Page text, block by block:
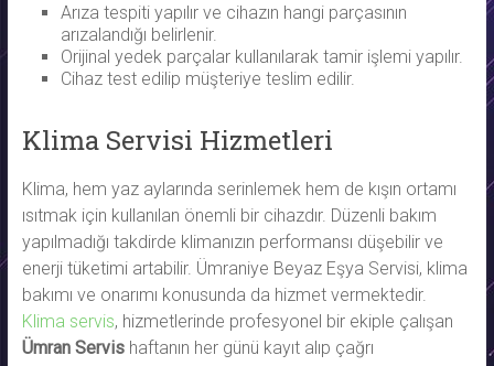
Arıza tespiti yapılır ve cihazın hangi parçasının
arızalandığı belirlenir.
Orijinal yedek parçalar kullanılarak tamir işlemi yapılır.
Cihaz test edilip müşteriye teslim edilir.
Klima Servisi Hizmetleri
Klima, hem yaz aylarında serinlemek hem de kışın ortamı
ısıtmak için kullanılan önemli bir cihazdır. Düzenli bakım
yapılmadığı takdirde klimanızın performansı düşebilir ve
enerji tüketimi artabilir. Ümraniye Beyaz Eşya Servisi, klima
bakımı ve onarımı konusunda da hizmet vermektedir.
Klima servis, hizmetlerinde profesyonel bir ekiple çalışan
Ümran Servishaftanın her günü kayıt alıp çağrı